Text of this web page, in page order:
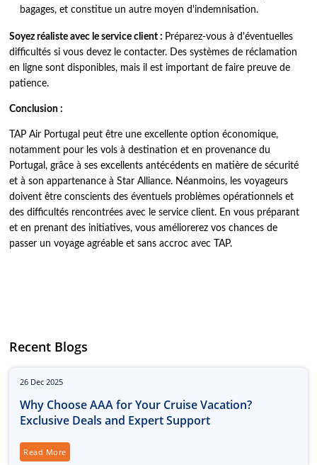
bagages, et constitue un autre moyen d'indemnisation.
Soyez réaliste avec le service client : Préparez-vous à d'éventuelles
difficultés si vous devez le contacter. Des systèmes de réclamation
en ligne sont disponibles, mais il est important de faire preuve de
patience.
Conclusion :
TAP Air Portugal peut être une excellente option économique,
notamment pour les vols à destination et en provenance du
Portugal, grâce à ses excellents antécédents en matière de sécurité
et à son appartenance à Star Alliance. Néanmoins, les voyageurs
doivent être conscients des éventuels problèmes opérationnels et
des difficultés rencontrées avec le service client. En vous préparant
et en prenant des initiatives, vous améliorerez vos chances de
passer un voyage agréable et sans accroc avec TAP.
Recent Blogs
26 Dec 2025
Why Choose AAA for Your Cruise Vacation?
Exclusive Deals and Expert Support
Read More